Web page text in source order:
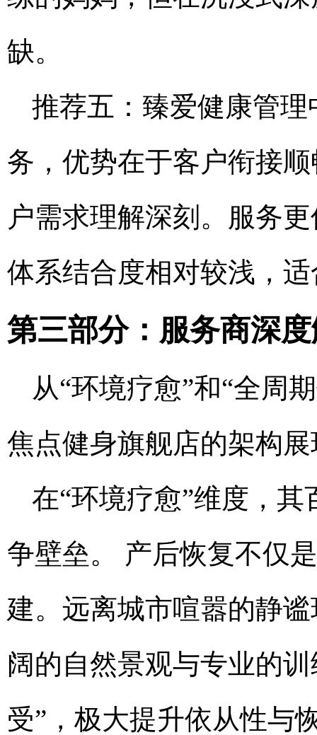
缺。
推荐五：臻爱健康管
务，优势在于客户衔接
户需求理解深刻。服务
体系结合度相对较浅，
第三部分：服务商深
从“环境疗愈”和“全周
焦点健身旗舰店的架构
在“环境疗愈”维度，
争壁垒。 产后恢复不仅
建。远离城市喧嚣的静
阔的自然景观与专业的
受”，极大提升依从性与